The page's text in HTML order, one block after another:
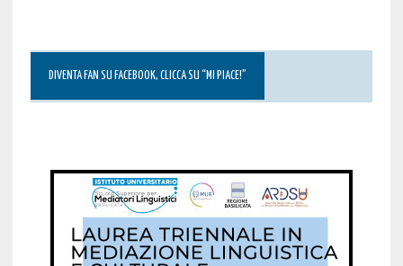
DIVENTA FAN SU FACEBOOK, CLICCA SU “MI PIACE!”